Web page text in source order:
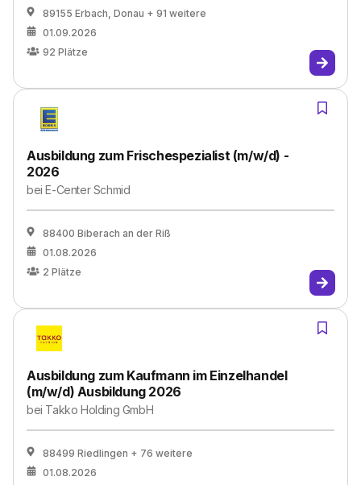
89155 Erbach, Donau + 91 weitere
01.09.2026
92 Plätze
Ausbildung zum Frischespezialist (m/w/d) -
2026
beiE-Center Schmid
88400 Biberach an der Riß
01.08.2026
2 Plätze
Ausbildung zum Kaufmann im Einzelhandel
(m/w/d) Ausbildung 2026
bei Takko Holding GmbH
88499 Riedlingen + 76 weitere
01.08.2026